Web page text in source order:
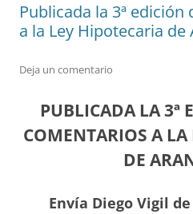
Publicada la 3ª
a la Ley Hipotecaria de
Deja un comentario
PUBLICADA LA 3ª
COMENTARIOS A LA
DE
Envía Diego Vigil